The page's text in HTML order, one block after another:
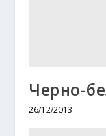
Черно-
26/12/2013